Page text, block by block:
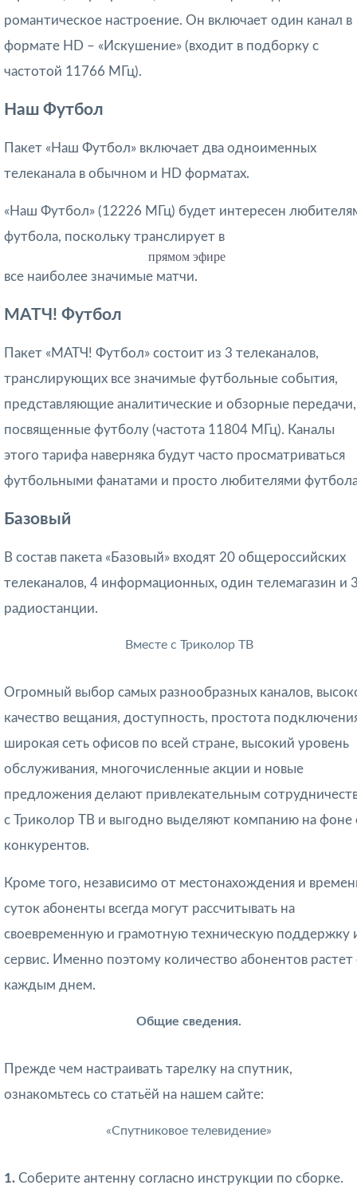
романтическое настроение. Он включает один канал в
формате HD – «Искушение» (входит в подборку с
частотой 11766 МГц).
Наш Футбол
Пакет «Наш Футбол» включает два одноименных
телеканала в обычном и HD форматах.
«Наш Футбол» (12226 МГц) будет интересен
футбола, поскольку транслирует в
прямом эфире
все наиболее значимые матчи.
МАТЧ! Футбол
Пакет «МАТЧ! Футбол» состоит из 3 телеканалов,
транслирующих все значимые футбольные события,
представляющие аналитические и обзорные передачи,
посвященные футболу (частота 11804 МГц). Каналы
этого тарифа наверняка будут часто просматриваться
футбольными фанатами и просто любителями
Базовый
В состав пакета «Базовый» входят 20 общероссийских
телеканалов, 4 информационных, один телемагазин и
радиостанции.
Вместе с Триколор ТВ
Огромный выбор самых разнообразных каналов,
качество вещания, доступность, простота
широкая сеть офисов по всей стране, высокий уровень
обслуживания, многочисленные акции и новые
предложения делают привлекательным
с Триколор ТВ и выгодно выделяют компанию на фоне
конкурентов.
Кроме того, независимо от местонахождения и
суток абоненты всегда могут рассчитывать на
своевременную и грамотную техническую поддержку
сервис. Именно поэтому количество абонентов растет
каждым днем.
Общие сведения.
Прежде чем настраивать тарелку на спутник,
ознакомьтесь со статьёй на нашем сайте:
«Спутниковое телевидение»
1. Соберите антенну согласно инструкции по сборке.